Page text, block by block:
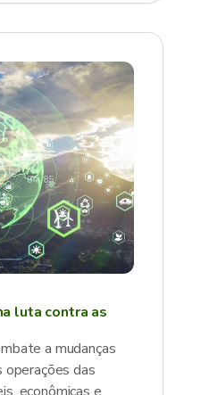
luta contra as
a mudanças
das